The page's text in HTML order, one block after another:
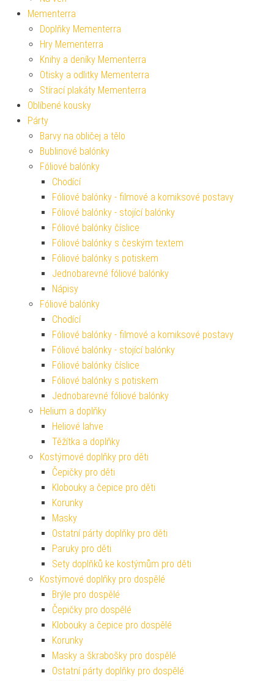
Mementerra
Doplňky Mementerra
Hry Mementerra
Knihy a deníky Mementerra
Otisky a odlitky Mementerra
Stírací plakáty Mementerra
Oblíbené kousky
Párty
Barvy na obličej a tělo
Bublinové balónky
Fóliové balónky
Chodící
Fóliové balónky - filmové a komiksové postavy
Fóliové balónky - stojící balónky
Fóliové balónky číslice
Fóliové balónky s českým textem
Fóliové balónky s potiskem
Jednobarevné fóliové balónky
Nápisy
Fóliové balónky
Chodící
Fóliové balónky - filmové a komiksové postavy
Fóliové balónky - stojící balónky
Fóliové balónky číslice
Fóliové balónky s potiskem
Jednobarevné fóliové balónky
Helium a doplňky
Heliové lahve
Těžítka a doplňky
Kostýmové doplňky pro děti
Čepičky pro děti
Klobouky a čepice pro děti
Korunky
Masky
Ostatní párty doplňky pro děti
Paruky pro děti
Sety doplňků ke kostýmům pro děti
Kostýmové doplňky pro dospělé
Brýle pro dospělé
Čepičky pro dospělé
Klobouky a čepice pro dospělé
Korunky
Masky a škrabošky pro dospělé
Ostatní párty doplňky pro dospělé